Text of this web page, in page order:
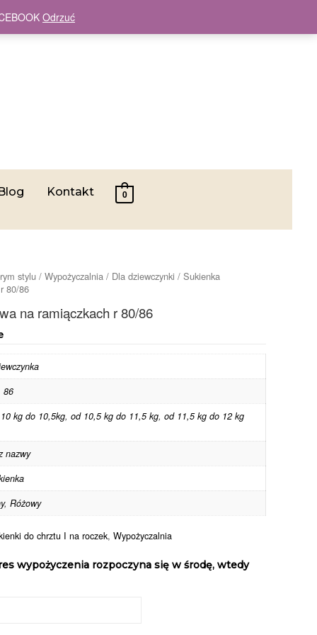
Kontakt 0
stylu / Wypożyczalnia / Dla dziewczynki / Sukienka
80/86
na ramiączkach r 80/86
wypożyczenia rozpoczyna się w środę, wtedy
86
kg do 10,5kg, od 10,5 kg do 11,5 kg, od 11,5 kg do 12 kg
nazwy
, Różowy
do chrztu I na roczek, Wypożyczalnia
Odrzuć